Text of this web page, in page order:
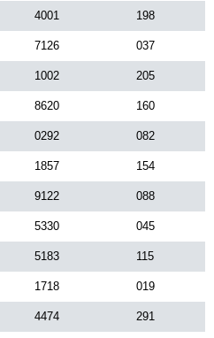
4001 198
7126 037
1002 205
8620 160
0292 082
1857 154
9122 088
5330 045
5183 115
1718 019
4474 291